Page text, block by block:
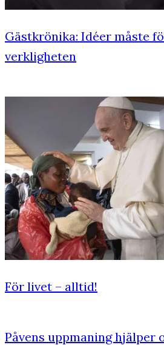
Gästkrönika: Idéer måste
verkligheten
För livet – alltid!
Påvens uppmaning hjälper